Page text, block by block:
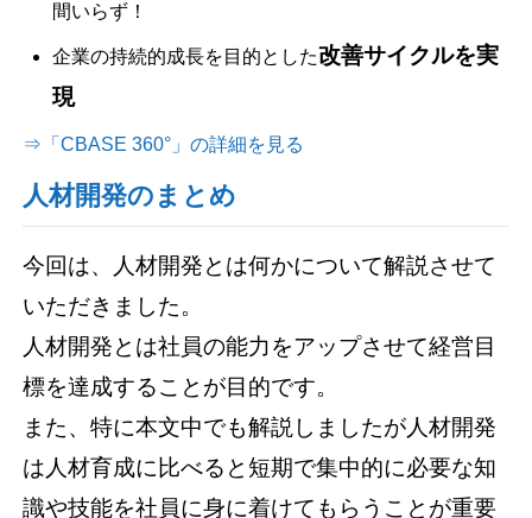
間いらず！
企業の持続的成長を目的とした改善サイクルを実
現
⇒「CBASE 360°」の詳細を見る
人材開発のまとめ
今回は、人材開発とは何かについて解説させて
いただきました。
人材開発とは社員の能力をアップさせて経営目
標を達成することが目的です。
また、特に本文中でも解説しましたが人材開発
は人材育成に比べると短期で集中的に必要な知
識や技能を社員に身に着けてもらうことが重要